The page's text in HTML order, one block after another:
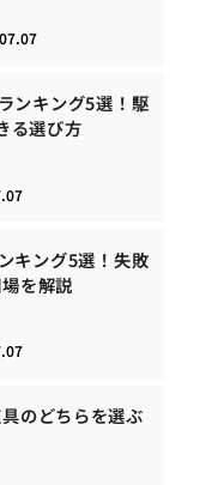
ンキング5選！駆
る選び方
キング5選！失敗
を解説
のどちらを選ぶ